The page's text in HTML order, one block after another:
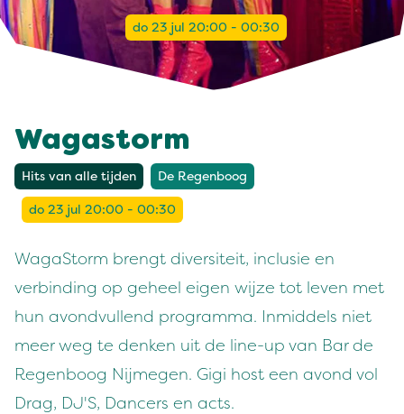
do 23 jul 20:00 - 00:30
Wagastorm
Hits van alle tijden De Regenboog
do 23 jul 20:00 - 00:30
WagaStorm brengt diversiteit, inclusie en
verbinding op geheel eigen wijze tot leven met
hun avondvullend programma. Inmiddels niet
meer weg te denken uit de line-up van Bar de
Regenboog Nijmegen. Gigi host een avond vol
Drag, DJ'S, Dancers en acts.